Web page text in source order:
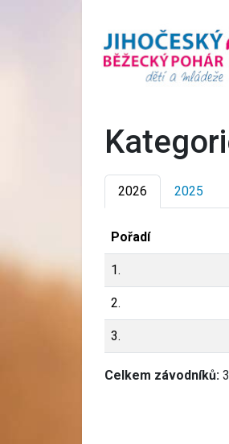
2026 2025
Pořadí
1.
2.
3.
Celkem závodníků: 3